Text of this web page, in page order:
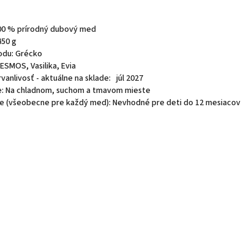
% prírodný dubový med
g
Grécko
Vasilika, Evia
- aktuálne na sklade: júl 2027
Na chladnom, suchom a tmavom mieste
(všeobecne pre každý med): Nevhodné pre deti do 12 mesiacov